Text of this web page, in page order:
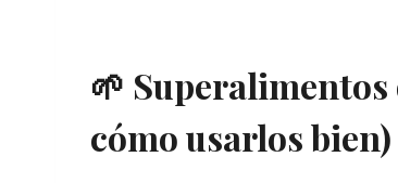
🌱
cómo usarlos bien)